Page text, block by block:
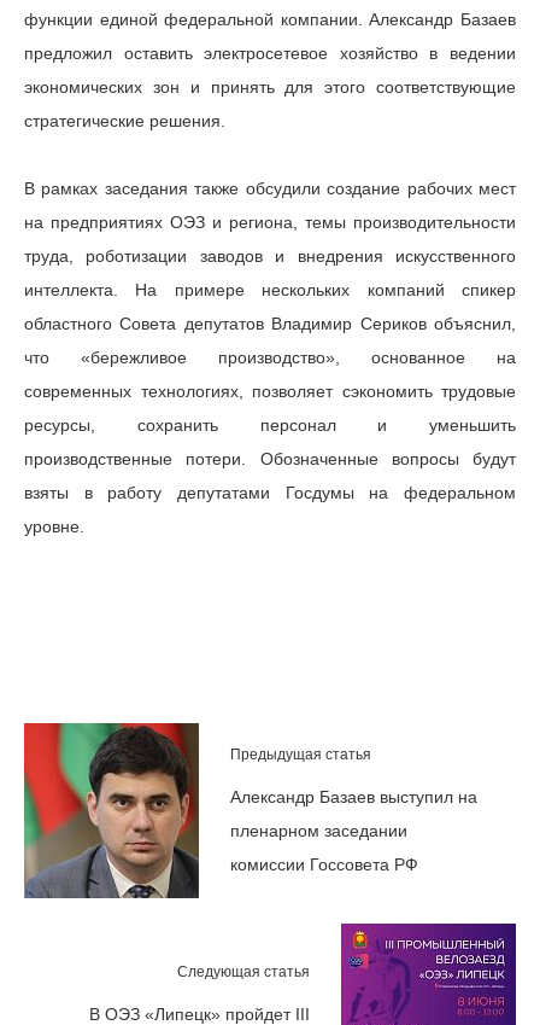
функции единой федеральной компании. Александр Базаев
предложил оставить электросетевое хозяйство в ведении
экономических зон и принять для этого соответствующие
стратегические решения.
В рамках заседания также обсудили создание рабочих мест
на предприятиях ОЭЗ и региона, темы производительности
труда, роботизации заводов и внедрения искусственного
интеллекта. На примере нескольких компаний спикер
областного Совета депутатов Владимир Сериков объяснил,
что «бережливое производство», основанное на
современных технологиях, позволяет сэкономить трудовые
ресурсы, сохранить персонал и уменьшить
производственные потери. Обозначенные вопросы будут
взяты в работу депутатами Госдумы на федеральном
уровне.
Предыдущая статья
Александр Базаев выступил на
пленарном заседании
комиссии Госсовета РФ
Следующая статья
В ОЭЗ «Липецк» пройдет III